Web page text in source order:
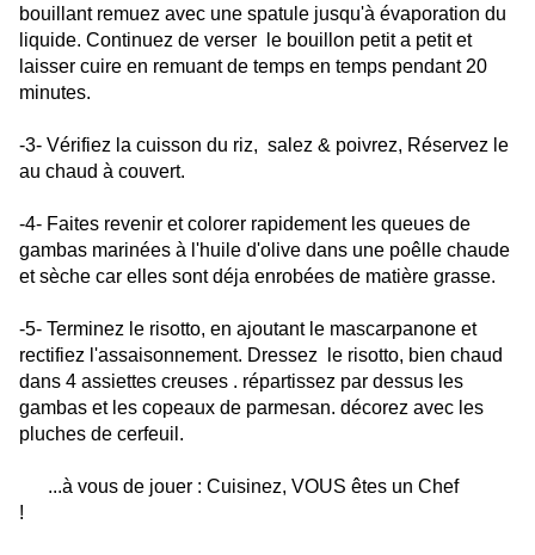
bouillant remuez avec une spatule jusqu'à évaporation du
liquide. Continuez de verser le bouillon petit a petit et
laisser cuire en remuant de temps en temps pendant 20
minutes.
-3- Vérifiez la cuisson du riz, salez & poivrez, Réservez le
au chaud à couvert.
-4- Faites revenir et colorer rapidement les queues de
gambas marinées à l'huile d'olive dans une poêlle chaude
et sèche car elles sont déja enrobées de matière grasse.
-5- Terminez le risotto, en ajoutant le mascarpanone et
rectifiez l'assaisonnement. Dressez le risotto, bien chaud
dans 4 assiettes creuses . répartissez par dessus les
gambas et les copeaux de parmesan. décorez avec les
pluches de cerfeuil.
...à vous de jouer : Cuisinez, VOUS êtes un Chef
!